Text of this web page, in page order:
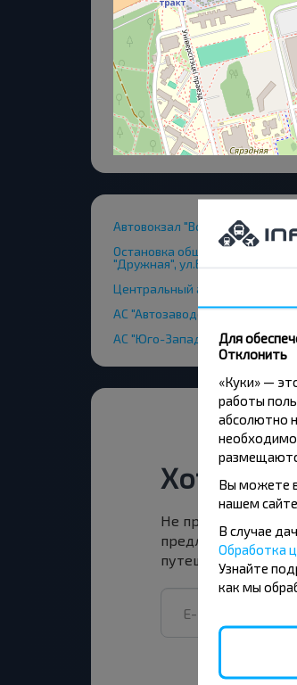
Автовокзал "Восточный",
Остановка общественного
"Дружная", ул.Вокзальная 26
Центральный автовокзал, ул.
АС "Автозаводская", пр.
АС "Юго-Западная", ул.
Хотите
Не пропусти
предложения
путешествуй с
Для
Отклонить
«Куки» —
работы
абсолютно
необходимо
Вы можете в
нашем сайте.
В случае
Обработка
Узнайте
как мы